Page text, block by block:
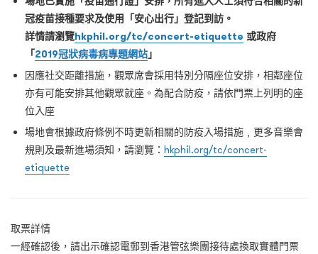
冠疫苗接種要求及使用「安心出行」登記到訪。
詳情請瀏覽hkphil.org/tc/concert-etiquette 或政府
「2019冠狀病毒病專題網站」
因應社交距離措施，觀眾席會採用特別分隔座位安排，相鄰座位
亦有可能安排其他觀眾就座。為配合防疫，請依門票上列明的座
位入座
場地會根據政府條例不時更新相關的防疫入場措施﹐更多音樂會
規則及最新進場須知，請瀏覽： hkphil.org/tc/concert-
etiquette
取票詳情
一經確認後，請出示確認電郵到香港管弦樂團接待處換取實體門票